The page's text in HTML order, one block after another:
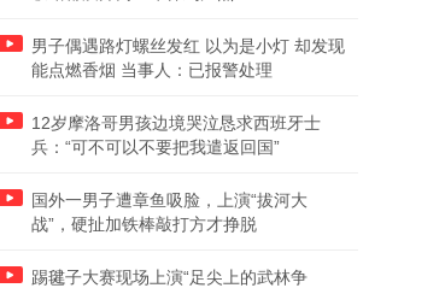
男子偶遇路灯螺丝发红 以为是小灯 却发现
能点燃香烟 当事人：已报警处理
12岁摩洛哥男孩边境哭泣恳求西班牙士
兵：“可不可以不要把我遣返回国”
国外一男子遭章鱼吸脸，上演“拔河大
战”，硬扯加铁棒敲打方才挣脱
踢毽子大赛现场上演“足尖上的武林争